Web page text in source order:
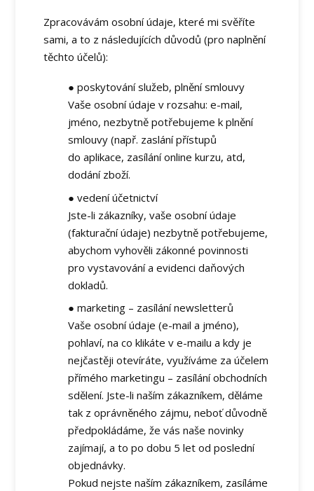
Zpracovávám osobní údaje, které mi svěříte
sami, a to z následujících důvodů (pro naplnění
těchto účelů):
● poskytování služeb, plnění smlouvy
Vaše osobní údaje v rozsahu: e-mail,
jméno, nezbytně potřebujeme k plnění
smlouvy (např. zaslání přístupů
do aplikace, zasílání online kurzu, atd,
dodání zboží.
● vedení účetnictví
Jste-li zákazníky, vaše osobní údaje
(fakturační údaje) nezbytně potřebujeme,
abychom vyhověli zákonné povinnosti
pro vystavování a evidenci daňových
dokladů.
● marketing – zasílání newsletterů
Vaše osobní údaje (e-mail a jméno),
pohlaví, na co klikáte v e-mailu a kdy je
nejčastěji otevíráte, využíváme za účelem
přímého marketingu – zasílání obchodních
sdělení. Jste-li naším zákazníkem, děláme
tak z oprávněného zájmu, neboť důvodně
předpokládáme, že vás naše novinky
zajímají, a to po dobu 5 let od poslední
objednávky.
Pokud nejste naším zákazníkem, zasíláme